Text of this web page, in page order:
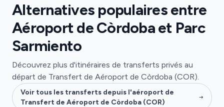
Alternatives populaires entre
Aéroport de Còrdoba et Parc
Sarmiento
Découvrez plus d'itinéraires de transferts privés au
départ de Transfert de Aéroport de Còrdoba (COR).
Voir tous les transferts depuis l'aéroport de
Transfert de Aéroport de Còrdoba (COR)